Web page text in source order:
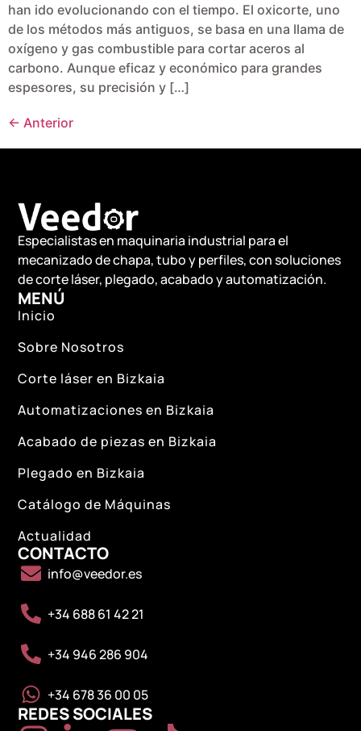
han ido evolucionando con el tiempo. El oxicorte, uno
de los métodos más antiguos, se basa en una llama de
oxígeno y gas combustible para cortar aceros al
carbono. Aunque eficaz y económico para grandes
espesores, su precisión y […]
← Anterior
Especialistas en maquinaria industrial para el
mecanizado de chapa, tubo y perfiles, con soluciones
de corte láser, plegado, acabado y automatización.
MENÚ
Inicio
Sobre Nosotros
Corte láser en Bizkaia
Automatizaciones en Bizkaia
Acabado de piezas en Bizkaia
Plegado en Bizkaia
Catálogo de Máquinas
Actualidad
CONTACTO
info@veedor.es
+34 688 61 42 21
+34 946 286 904
+34 678 36 00 05
REDES SOCIALES